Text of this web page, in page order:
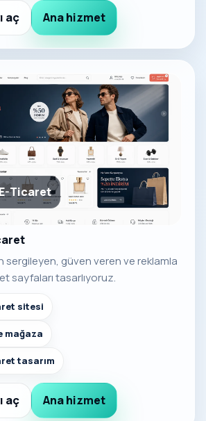
aç Ana hizmet
Ticaret
sergileyen, güven veren ve reklamla
sayfaları tasarlıyoruz.
sitesi
mağaza
tasarım
aç Ana hizmet